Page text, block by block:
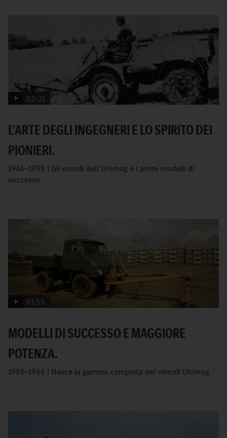
03:21
L'ARTE DEGLI INGEGNERI E LO SPIRITO DEI
PIONIERI.
1946–1955 | Gli esordi dell'Unimog e i primi modelli di
successo.
01:55
MODELLI DI SUCCESSO E MAGGIORE
POTENZA.
1956–1965 | Nasce la gamma completa dei veicoli Unimog